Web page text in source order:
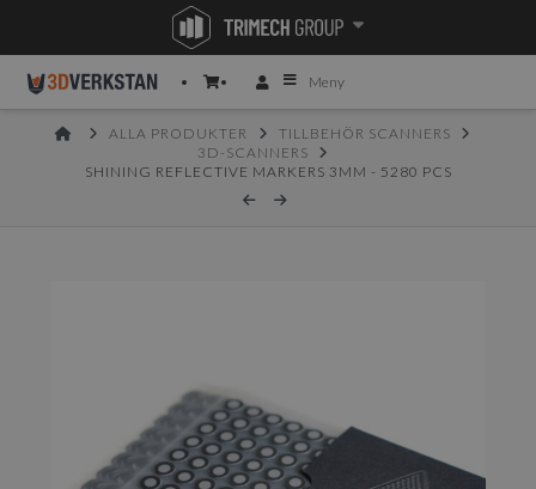
Meny
HOMEALLA PRODUKTER
TILLBEHÖR SCANNERS
3D-SCANNERS
SHINING REFLECTIVE MARKERS 3MM - 5280 PCS